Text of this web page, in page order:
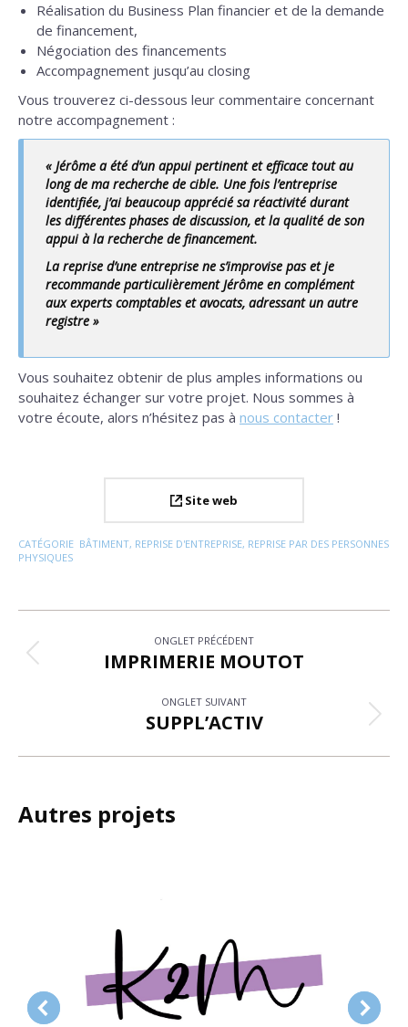
Réalisation du Business Plan financier et de la demande
de financement,
Négociation des financements
Accompagnement jusqu’au closing
Vous trouverez ci-dessous leur commentaire concernant
notre accompagnement :
« Jérôme a été d’un appui pertinent et efficace tout au
long de ma recherche de cible. Une fois l’entreprise
identifiée, j’ai beaucoup apprécié sa réactivité durant
les différentes phases de discussion, et la qualité de son
appui à la recherche de financement.
La reprise d’une entreprise ne s’improvise pas et je
recommande particulièrement Jérôme en complément
aux experts comptables et avocats, adressant un autre
registre »
Vous souhaitez obtenir de plus amples informations ou
souhaitez échanger sur votre projet. Nous sommes à
votre écoute, alors n’hésitez pas à nous contacter !
Site web
CATÉGORIE BÂTIMENT, REPRISE D'ENTREPRISE, REPRISE PAR DES PERSONNES
PHYSIQUES
de
commentaire
ONGLET PRÉCÉDENT
Onglet
IMPRIMERIE MOUTOT
ONGLET SUIVANT
Projets
SUPPL’ACTIV
Autres projets